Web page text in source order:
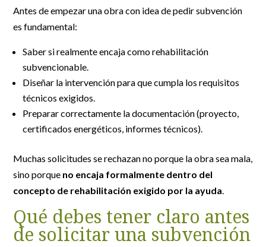
Antes de empezar una obra con idea de pedir subvención
es fundamental:
Saber si realmente encaja como rehabilitación
subvencionable.
Diseñar la intervención para que cumpla los requisitos
técnicos exigidos.
Preparar correctamente la documentación (proyecto,
certificados energéticos, informes técnicos).
Muchas solicitudes se rechazan no porque la obra sea mala,
sino porque no encaja formalmente dentro del
concepto de rehabilitación exigido por la ayuda.
Qué debes tener claro antes
de solicitar una subvención